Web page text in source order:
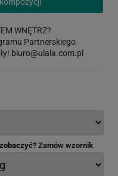
WNĘTRZ?
Partnerskiego.
biuro@ulala.com.pl
Zamów wzornik